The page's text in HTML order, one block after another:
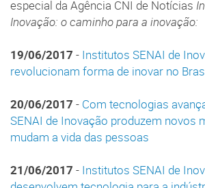
especial da Agência CNI de Notícias
Inovação: o caminho para a inovação:
19/06/2017 - Institutos SENAI de
revolucionam forma de inovar no
20/06/2017 - Com tecnologias
SENAI de Inovação produzem novos
mudam a vida das pessoas
21/06/2017 - Institutos SENAI de